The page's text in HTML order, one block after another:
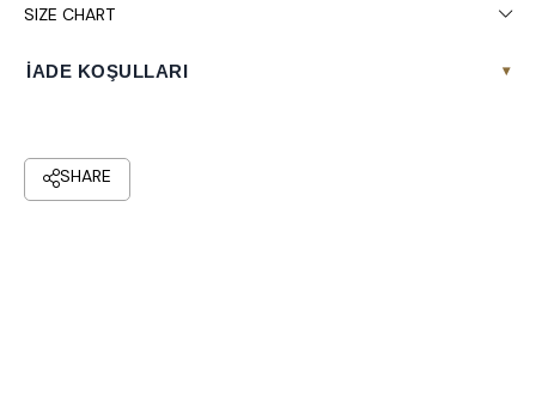
SIZE CHART
İADE KOŞULLARI ▾